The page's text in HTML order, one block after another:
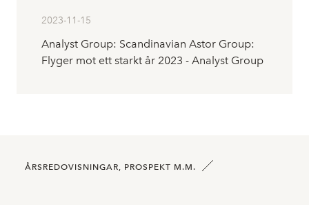
2023-11-15
Analyst Group: Scandinavian Astor Group:
Flyger mot ett starkt år 2023 - Analyst Group
ÅRSREDOVISNINGAR, PROSPEKT M.M.